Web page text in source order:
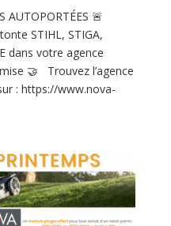
AUTOPORTÉES 🚨
STIHL, STIGA,
dans votre agence
🤝 Trouvez l’agence
: https://www.nova-